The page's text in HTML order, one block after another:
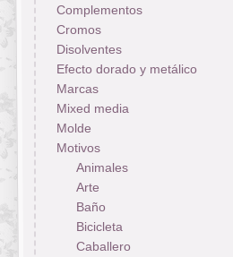
Complementos
Cromos
Disolventes
Efecto dorado y metálico
Marcas
Mixed media
Molde
Motivos
Animales
Arte
Baño
Bicicleta
Caballero